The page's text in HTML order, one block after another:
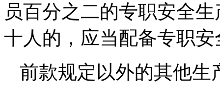
员百分之二的专职安全
十人的，应当配备专职
前款规定以外的其他生